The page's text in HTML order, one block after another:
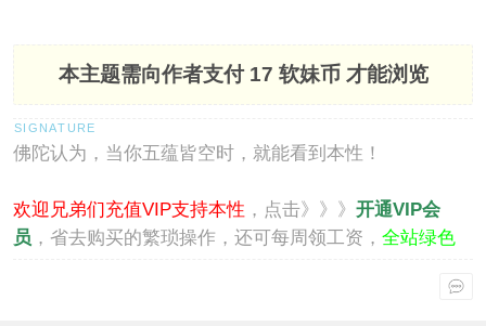
本主题需向作者支付 17 软妹币 才能浏览
佛陀认为，当你五蕴皆空时，就能看到本性！
欢迎兄弟们充值VIP支持本性 ，点击》》》 开通VIP会
员 ，省去购买的繁琐操作，还可每周领工资， 全站绿色